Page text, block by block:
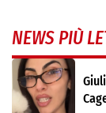
NEWS PIÙ